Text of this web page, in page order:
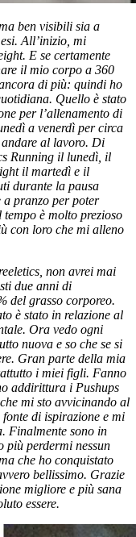
ben visibili sia a
All’inizio, mi
E se certamente
il mio corpo a 360
di più: quindi ho
Quello è stato
per l’allenamento di
a venerdì per circa
al lavoro. Di
Running il lunedì, il
il martedì e il
durante la pausa
pranzo per poter
è molto prezioso
con loro che mi alleno
non avrei mai
due anni di
del grasso corporeo.
è stato in relazione al
Ora vedo ogni
nuova e so che se si
Gran parte della mia
i miei figli. Fanno
addirittura i Pushups
mi sto avvicinando al
di ispirazione e mi
Finalmente sono in
più perdermi nessun
che ho conquistato
bellissimo. Grazie
migliore e più sana
essere.